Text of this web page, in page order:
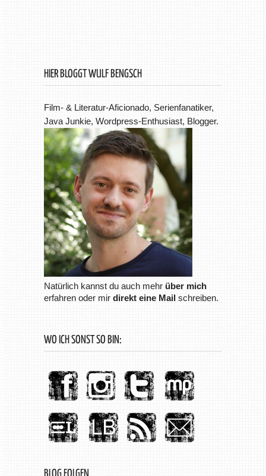
HIER BLOGGT WULF BENGSCH
Film- & Literatur-Aficionado, Serienfanatiker,
Java Junkie, Wordpress-Enthusiast, Blogger.
Natürlich kannst du auch mehr über mich
erfahren oder mir direkt eine Mailschreiben.
WO ICH SONST SO BIN: